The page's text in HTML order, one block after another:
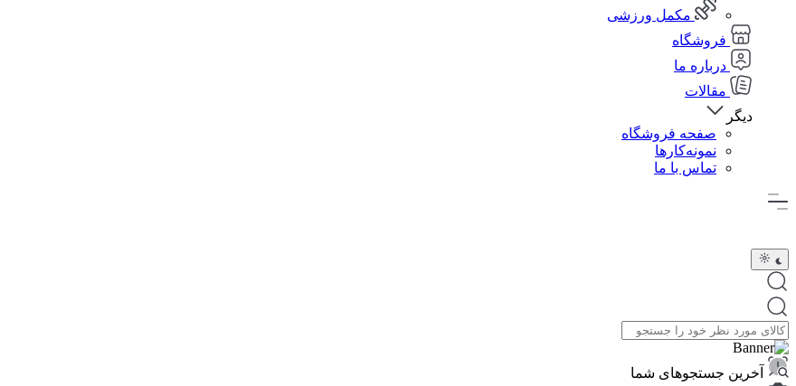
مکمل ورزشی
فروشگاه
درباره ما
مقالات
دیگر
صفحه فروشگاه
نمونه‌کارها
تماس با ما
آخرین جستجوهای شما